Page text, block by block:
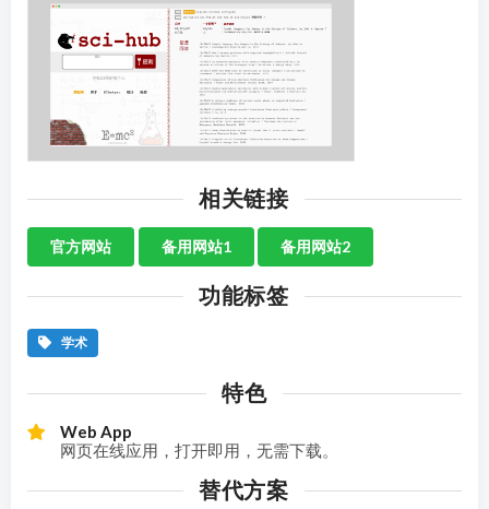
相关链接
官方网站 备用网站1 备用网站2
功能标签
学术
特色
Web App
网页在线应用，打开即用，无需下载。
替代方案